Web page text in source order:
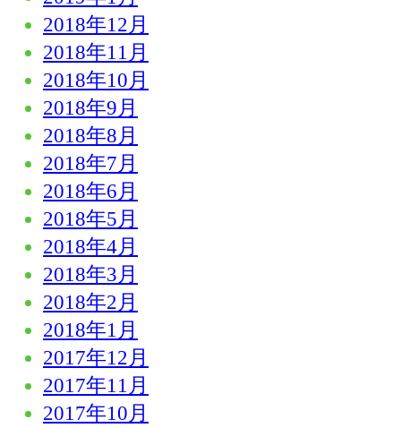
2018年12月
2018年11月
2018年10月
2018年9月
2018年8月
2018年7月
2018年6月
2018年5月
2018年4月
2018年3月
2018年2月
2018年1月
2017年12月
2017年11月
2017年10月